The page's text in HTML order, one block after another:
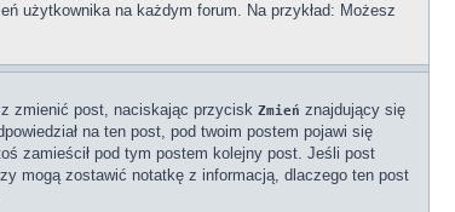
użytkownika na każdym forum. Na przykład: Możesz
zmienić post, naciskając przycisk Zmień znajdujący się
na ten post, pod twoim postem pojawi się
zamieścił pod tym postem kolejny post. Jeśli post
mogą zostawić notatkę z informacją, dlaczego ten post